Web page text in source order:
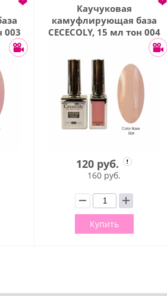
003
Каучуковая
камуфлирующая база
CECECOLY, 15 мл тон 004
120 руб.
160 руб.
Купить